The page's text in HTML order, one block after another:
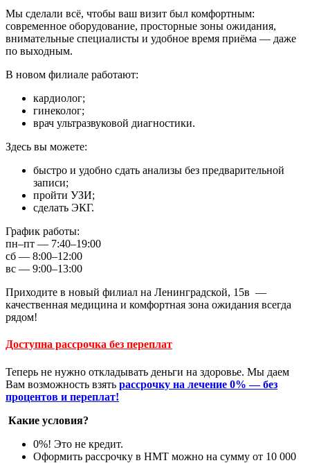
Мы сделали всё, чтобы ваш визит был комфортным:
современное оборудование, просторные зоны ожидания,
внимательные специалисты и удобное время приёма — даже
по выходным.
В новом филиале работают:
кардиолог;
гинеколог;
врач ультразвуковой диагностики.
Здесь вы можете:
быстро и удобно сдать анализы без предварительной
записи;
пройти УЗИ;
сделать ЭКГ.
График работы:
пн–пт — 7:40–19:00
сб — 8:00–12:00
вс — 9:00–13:00
Приходите в новый филиал на Ленинградской, 15в —
качественная медицина и комфортная зона ожидания всегда
рядом!
Доступна рассрочка без переплат
Теперь не нужно откладывать деньги на здоровье. Мы даем
Вам возможность взять рассрочку на лечение 0% — без
процентов и переплат!
Какие условия?
0%! Это не кредит.
Оформить рассрочку в НМТ можно на сумму от 10 000